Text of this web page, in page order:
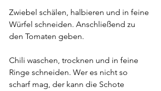
Zwiebel schälen, halbieren und in feine
Würfel schneiden. Anschließend zu
den Tomaten geben.
Chili waschen, trocknen und in feine
Ringe schneiden. Wer es nicht so
scharf mag, der kann die Schote